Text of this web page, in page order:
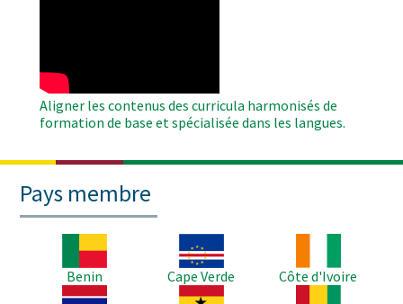
Aligner les contenus des curricula harmonisés de
formation de base et spécialisée dans les langues.
Pays membre
Benin
Image
Cape Verde
Côte d'Ivoire
Image
Image